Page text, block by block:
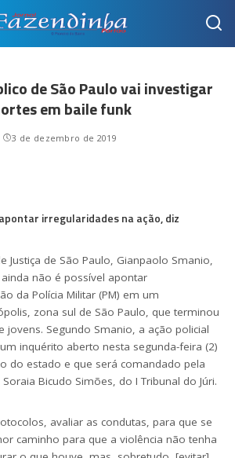
de São Paulo vai investigar
em baile funk
3 de dezembro de 2019
irregularidades na ação, diz
Justiça de São Paulo, Gianpaolo Smanio,
não é possível apontar
da Polícia Militar (PM) em um
zona sul de São Paulo, que terminou
jovens. Segundo Smanio, a ação policial
inquérito aberto nesta segunda-feira (2)
do estado e que será comandado pela
Bicudo Simões, do I Tribunal do Júri.
avaliar as condutas, para que se
caminho para que a violência não tenha